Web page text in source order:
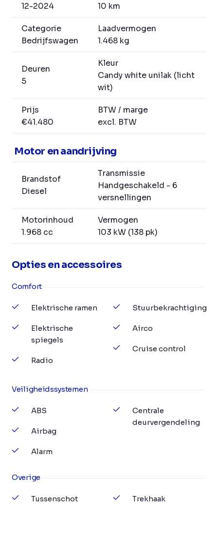
12-2024
10 km
Categorie
Bedrijfswagen
Laadvermogen
1.468 kg
Deuren
5
Kleur
Candy white unilak (licht
wit)
Prijs
€41.480
BTW / marge
excl. BTW
Motor en aandrijving
Brandstof
Diesel
Transmissie
Handgeschakeld - 6
versnellingen
Motorinhoud
1.968 cc
Vermogen
103 kW (138 pk)
Opties en accessoires
Comfort
Elektrische ramen
Elektrische
spiegels
Radio
Stuurbekrachtiging
Airco
Cruise control
Veiligheidssystemen
ABS
Airbag
Alarm
Centrale
deurvergendeling
Overige
Tussenschot Trekhaak